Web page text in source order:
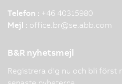
Telefon : +46 40315980
Mejl : office.br@se.abb.com
B&R nyhetsmejl
Registrera dig nu och bli först